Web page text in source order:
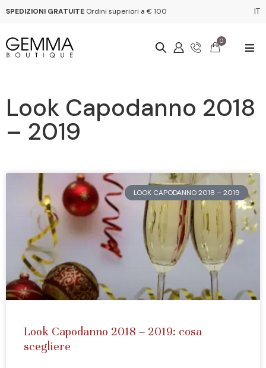
SPEDIZIONI GRATUITE Ordini superiori a € 100 IT
0
Look Capodanno 2018
– 2019
LOOK CAPODANNO 2018 – 2019
Look Capodanno 2018 – 2019: cosa
scegliere